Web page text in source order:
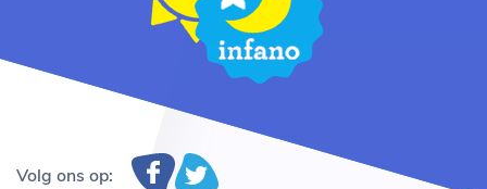
Volg ons op: